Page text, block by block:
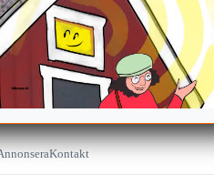
Kontakt